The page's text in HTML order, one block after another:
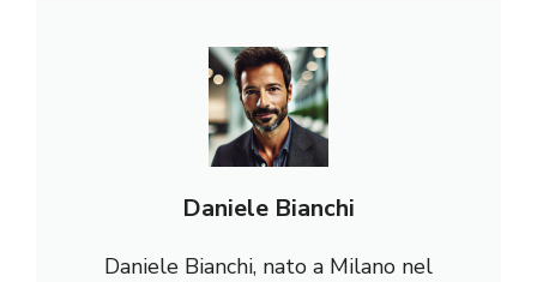
Daniele Bianchi
Daniele Bianchi, nato a Milano nel